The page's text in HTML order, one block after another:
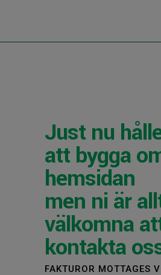
Just nu
att bygga
hemsidan
men ni är
välkomna
kontakta
FAKTUROR MOTTAGES